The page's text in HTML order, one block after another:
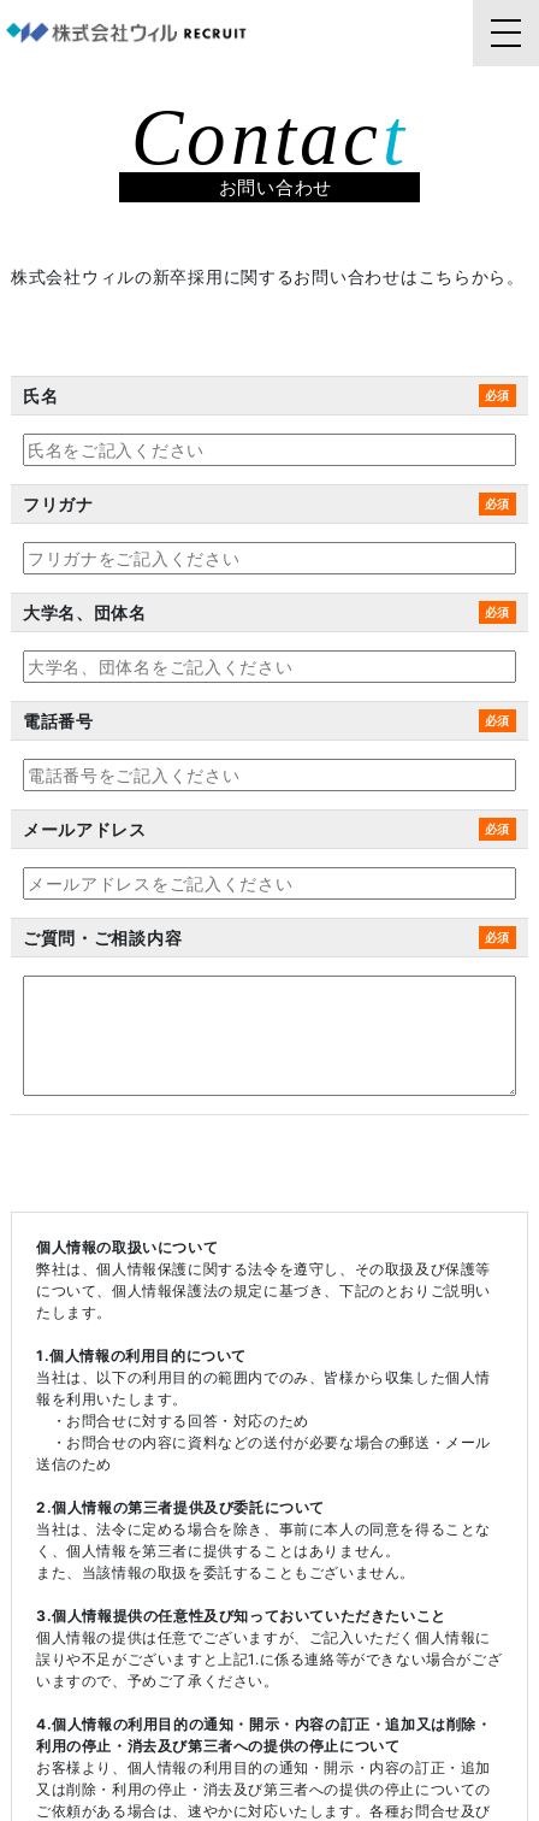
Contact
お問い合わせ
株式会社ウィルの新卒採用に関するお問い合わせはこちらから。
氏名
フリガナ
大学名、団体名
電話番号
メールアドレス
ご質問・ご相談内容
個人情報の取扱いについて
弊社は、個人情報保護に関する法令を遵守し、その取扱及び保護等
について、個人情報保護法の規定に基づき、下記のとおりご説明い
たします。
1.個人情報の利用目的について
当社は、以下の利用目的の範囲内でのみ、皆様から収集した個人情
報を利用いたします。
・お問合せに対する回答・対応のため
・お問合せの内容に資料などの送付が必要な場合の郵送・メール
送信のため
2.個人情報の第三者提供及び委託について
当社は、法令に定める場合を除き、事前に本人の同意を得ることな
く、個人情報を第三者に提供することはありません。
また、当該情報の取扱を委託することもございません。
3.個人情報提供の任意性及び知っておいていただきたいこと
個人情報の提供は任意でございますが、ご記入いただく個人情報に
誤りや不足がございますと上記1.に係る連絡等ができない場合がござ
いますので、予めご了承ください。
4.個人情報の利用目的の通知・開示・内容の訂正・追加又は削除・
利用の停止・消去及び第三者への提供の停止について
お客様より、個人情報の利用目的の通知・開示・内容の訂正・追加
又は削除・利用の停止・消去及び第三者への提供の停止についての
ご依頼がある場合は、速やかに対応いたします。各種お問合せ及び